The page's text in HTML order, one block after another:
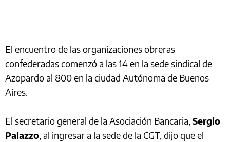
El encuentro de las organizaciones obreras
confederadas comenzó a las 14 en la sede sindical de
Azopardo al 800 en la ciudad Autónoma de Buenos
Aires.
El secretario general de la Asociación Bancaria, Sergio
Palazzo, al ingresar a la sede de la CGT, dijo que el